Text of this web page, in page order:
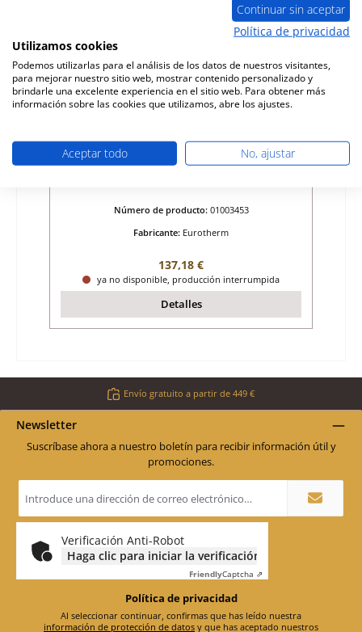
Eurotherm Achat rejilla de ceniza
Número de producto: 01003453
Fabricante: Eurotherm
Precio normal:
137,18 €
ya no disponible, producción interrumpida
Detalles
Envío gratuito a partir de 449 €
Newsletter
Suscríbase ahora a nuestro boletín para recibir información útil y
promociones.
de
correo
electrónico
Verificación Anti-Robot
Haga clic para iniciar la verificación
FriendlyCaptcha ⇗
Política de privacidad
información de protección de datos
Continuar sin aceptar
Política de privacidad
Utilizamos cookies
Podemos utilizarlas para el análisis de los datos de nuestros visitantes,
para mejorar nuestro sitio web, mostrar contenido personalizado y
brindarle una excelente experiencia en el sitio web. Para obtener más
información sobre las cookies que utilizamos, abre los ajustes.
Aceptar todo No, ajustar